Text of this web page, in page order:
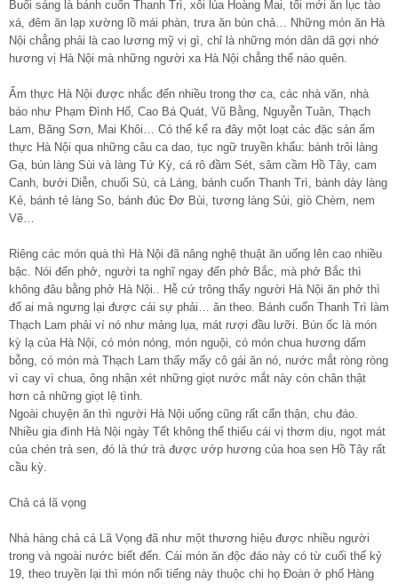
Buổi sáng là bánh cuốn Thanh Trì, xôi lúa Hoàng Mai, tối mới ăn lục tào
xá, đêm ăn lạp xường lồ mái phàn, trưa ăn bún chả… Những món ăn Hà
Nội chẳng phải là cao lương mỹ vị gì, chỉ là những món dân dã gợi nhớ
hương vị Hà Nội mà những người xa Hà Nội chẳng thể nào quên.
Ẩm thực Hà Nội được nhắc đến nhiều trong thơ ca, các nhà văn, nhà
báo như Phạm Đình Hổ, Cao Bá Quát, Vũ Bằng, Nguyễn Tuân, Thạch
Lam, Băng Sơn, Mai Khôi… Có thể kể ra đây một loạt các đặc sản ẩm
thực Hà Nội qua những câu ca dao, tục ngữ truyền khẩu: bánh trôi làng
Gạ, bún làng Sùi và làng Tứ Kỳ, cá rô đầm Sét, sâm cầm Hồ Tây, cam
Canh, bưởi Diễn, chuối Sù, cà Láng, bánh cuốn Thanh Trì, bánh dày làng
Kẻ, bánh tẻ làng So, bánh đúc Đơ Bùi, tương làng Sủi, giò Chèm, nem
Vẽ…
Riêng các món quà thì Hà Nội đã nâng nghệ thuật ăn uống lên cao nhiều
bậc. Nói đến phở, người ta nghĩ ngay đến phở Bắc, mà phở Bắc thì
không đâu bằng phở Hà Nội.. Hễ cứ trông thấy người Hà Nội ăn phở thì
đố ai mà ngưng lại được cái sự phải… ăn theo. Bánh cuốn Thanh Trì làm
Thạch Lam phải ví nó như mảng lụa, mát rượi đầu lưỡi. Bún ốc là món
kỳ lạ của Hà Nội, có món nóng, món nguội, có món chua hương dấm
bỗng, có món mà Thạch Lam thấy mấy cô gái ăn nó, nước mắt ròng ròng
vì cay vì chua, ông nhận xét những giọt nước mắt này còn chân thật
hơn cả những giọt lệ tình.
Ngoài chuyện ăn thì người Hà Nội uống cũng rất cẩn thận, chu đáo.
Nhiều gia đình Hà Nội ngày Tết không thể thiếu cái vị thơm dịu, ngọt mát
của chén trà sen, đó là thứ trà được ướp hương của hoa sen Hồ Tây rất
cầu kỳ.
Chả cá lã vọng
Nhà hàng chả cá Lã Vọng đã như một thương hiệu được nhiều người
trong và ngoài nước biết đến. Cái món ăn độc đáo này có từ cuối thế kỷ
19, theo truyền lại thì món nổi tiếng này thuộc chi họ Đoàn ở phố Hàng